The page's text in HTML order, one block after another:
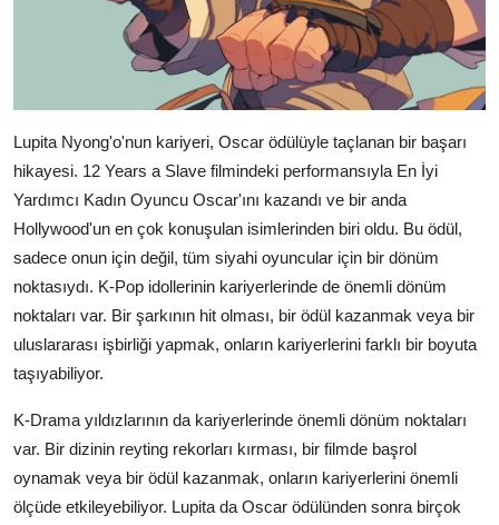
Lupita Nyong'o'nun kariyeri, Oscar ödülüyle taçlanan bir başarı
hikayesi. 12 Years a Slave filmindeki performansıyla En İyi
Yardımcı Kadın Oyuncu Oscar'ını kazandı ve bir anda
Hollywood'un en çok konuşulan isimlerinden biri oldu. Bu ödül,
sadece onun için değil, tüm siyahi oyuncular için bir dönüm
noktasıydı. K-Pop idollerinin kariyerlerinde de önemli dönüm
noktaları var. Bir şarkının hit olması, bir ödül kazanmak veya bir
uluslararası işbirliği yapmak, onların kariyerlerini farklı bir boyuta
taşıyabiliyor.
K-Drama yıldızlarının da kariyerlerinde önemli dönüm noktaları
var. Bir dizinin reyting rekorları kırması, bir filmde başrol
oynamak veya bir ödül kazanmak, onların kariyerlerini önemli
ölçüde etkileyebiliyor. Lupita da Oscar ödülünden sonra birçok